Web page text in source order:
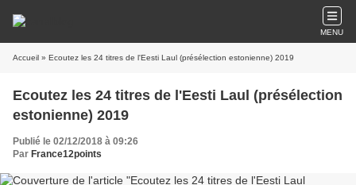
MENU
Accueil » Ecoutez les 24 titres de l'Eesti Laul (présélection estonienne) 2019
Ecoutez les 24 titres de l'Eesti Laul (présélection
estonienne) 2019
Publié le 02/12/2018 à 09:26
Par France12points